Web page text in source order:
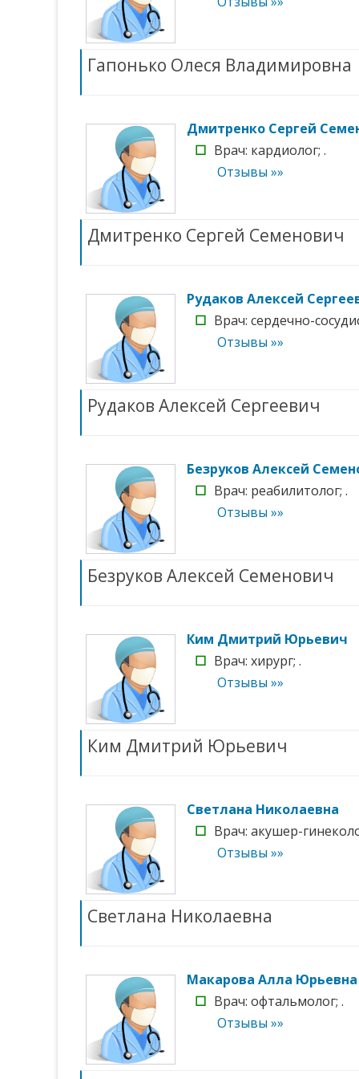
Гапонько Олеся Владимировна
Дмитренко Сергей
☐ Врач: кардиолог; .
Отзывы »»
Дмитренко Сергей Семенович
Рудаков Алексей
☐ Врач: сердечно-
Отзывы »»
Рудаков Алексей Сергеевич
Безруков Алексей
☐ Врач: реабилитолог; .
Отзывы »»
Безруков Алексей Семенович
Ким Дмитрий Юрьевич
☐ Врач: хирург; .
Отзывы »»
Ким Дмитрий Юрьевич
Светлана Николаевна
☐ Врач: акушер-
Отзывы »»
Светлана Николаевна
Макарова Алла Юрьевна
☐ Врач: офтальмолог; .
Отзывы »»